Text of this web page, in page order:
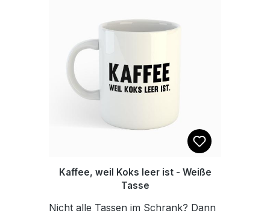
Kaffee, weil Koks leer ist - Weiße
Tasse
Nicht alle Tassen im Schrank? Dann